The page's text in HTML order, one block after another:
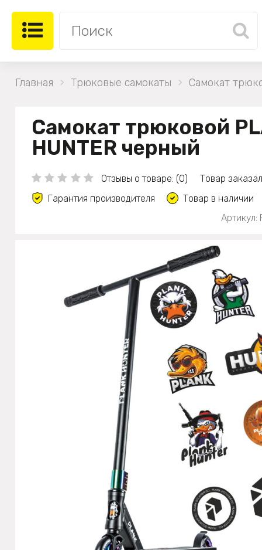
Главная Трюковые самокаты Самокат
Самокат трюковой
HUNTER черный
Отзывы о товаре: (0)
Товар
Гарантия производителя
Товар в наличии
Артикул: